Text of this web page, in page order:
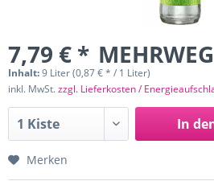
7,79 € * MEHRWEG
Inhalt:9 Liter (0,87 € * / 1 Liter)
inkl. MwSt.zzgl. Lieferkosten /
In
Merken